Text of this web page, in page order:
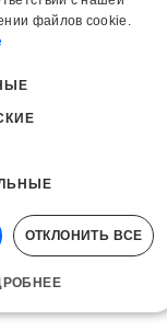
файлов cookie.
ОТКЛОНИТЬ ВСЕ